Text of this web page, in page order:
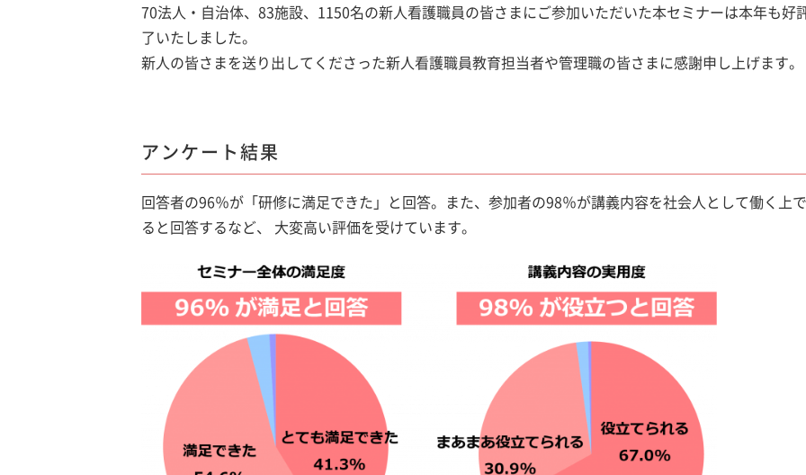
70法人・自治体、83施設、1150名の新人看護職員の皆さまにご参加いただいた本セミナーは本年も好
了いたしました。
新人の皆さまを送り出してくださった新人看護職員教育担当者や管理職の皆さまに感謝申し上げます。
アンケート結果
回答者の96％が「研修に満足できた」と回答。また、参加者の98％が講義内容を社会人として働く上
ると回答するなど、 大変高い評価を受けています。